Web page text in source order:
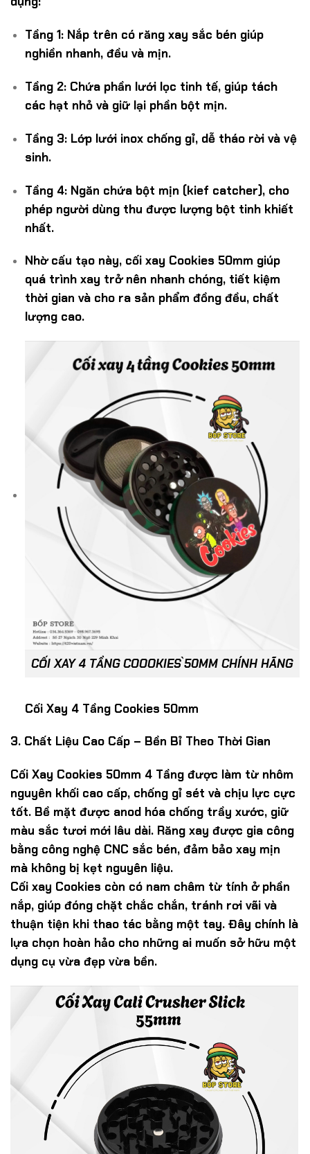
Tầng 1:Nắp trên có răng xay sắc bén giúp
nghiền nhanh, đều và mịn.
Tầng 2:Chứa phần lưới lọc tinh tế, giúp tách
các hạt nhỏ và giữ lại phần bột mịn.
Tầng 3:Lớp lưới inox chống gỉ, dễ tháo rời và vệ
sinh.
Tầng 4:Ngăn chứa bột mịn (kief catcher), cho
phép người dùng thu được lượng bột tinh khiết
nhất.
Nhờ cấu tạo này, cối xay Cookies 50mm giúp
quá trình xay trở nên nhanh chóng, tiết kiệm
thời gian và cho ra sản phẩm đồng đều, chất
lượng cao.
CỐI XAY 4 TẦNG COOOKIES ̀50MM CHÍNH HÃNG
Cối Xay 4 Tầng Cookies 50mm
3. Chất Liệu Cao Cấp – Bền Bỉ Theo Thời Gian
Cối Xay Cookies 50mm 4 Tầng được làm từ nhôm
nguyên khối cao cấp, chống gỉ sét và chịu lực cực
tốt. Bề mặt được anod hóa chống trầy xước, giữ
màu sắc tươi mới lâu dài. Răng xay được gia công
bằng công nghệ CNC sắc bén, đảm bảo xay mịn
mà không bị kẹt nguyên liệu.
Cối xay Cookies còn có nam châm từ tính ở phần
nắp, giúp đóng chặt chắc chắn, tránh rơi vãi và
thuận tiện khi thao tác bằng một tay. Đây chính là
lựa chọn hoàn hảo cho những ai muốn sở hữu một
dụng cụ vừa đẹp vừa bền.